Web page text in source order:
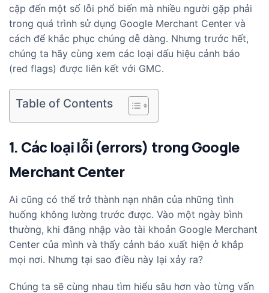
cập đến một số lỗi phổ biến mà nhiều người gặp phải
trong quá trình sử dụng Google Merchant Center và
cách để khắc phục chúng dễ dàng. Nhưng trước hết,
chúng ta hãy cùng xem các loại dấu hiệu cảnh báo
(red flags) được liên kết với GMC.
Table of Contents
1. Các loại lỗi (errors) trong Google
Merchant Center
Ai cũng có thể trở thành nạn nhân của những tình
huống không lường trước được. Vào một ngày bình
thường, khi đăng nhập vào tài khoản Google Merchant
Center của mình và thấy cảnh báo xuất hiện ở khắp
mọi nơi. Nhưng tại sao điều này lại xảy ra?
Chúng ta sẽ cùng nhau tìm hiểu sâu hơn vào từng vấn